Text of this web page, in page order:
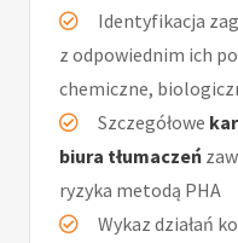
Identyfikacja
z odpowiednim ich
chemiczne,
Szczegółowe
biura tłumaczeń
ryzyka metodą PHA
Wykaz działań